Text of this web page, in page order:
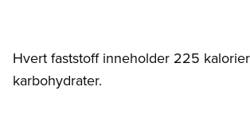
Hvert faststoff inneholder 225
karbohydrater.